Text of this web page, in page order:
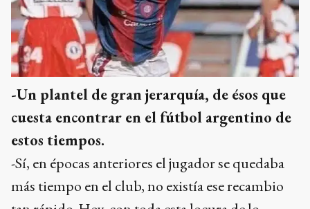
-Un plantel de gran jerarquía, de ésos que
cuesta encontrar en el fútbol argentino de
estos tiempos.
-Sí, en épocas anteriores el jugador se quedaba
más tiempo en el club, no existía ese recambio